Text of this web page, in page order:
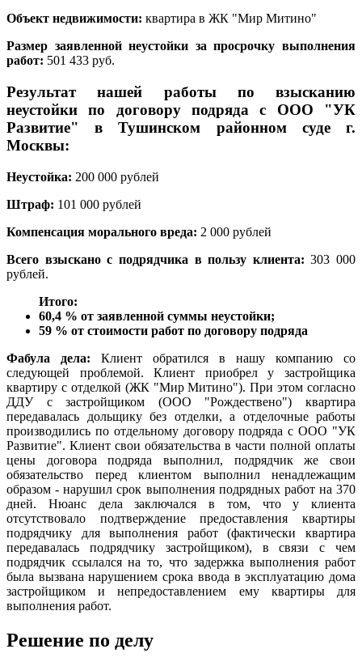
Объект недвижимости: квартира в ЖК "Мир Митино"
Размер заявленной неустойки за просрочку выполнения
работ: 501 433 руб.
Результат нашей работы по взысканию
неустойки по договору подряда с ООО "УК
Развитие" в Тушинском районном суде г.
Москвы:
Неустойка: 200 000 рублей
Штраф: 101 000 рублей
Компенсация морального вреда: 2 000 рублей
Всего взыскано с подрядчика в пользу клиента:303 000
рублей.
Итого:
60,4 % от заявленной суммы неустойки;
59 % от стоимости работ по договору подряда
Фабула дела: Клиент обратился в нашу компанию со
следующей проблемой. Клиент приобрел у застройщика
квартиру с отделкой (ЖК "Мир Митино"). При этом согласно
ДДУ с застройщиком (ООО "Рождествено") квартира
передавалась дольщику без отделки, а отделочные работы
производились по отдельному договору подряда с ООО "УК
Развитие". Клиент свои обязательства в части полной оплаты
цены договора подряда выполнил, подрядчик же свои
обязательство перед клиентом выполнил ненадлежащим
образом - нарушил срок выполнения подрядных работ на 370
дней. Нюанс дела заключался в том, что у клиента
отсутствовало подтверждение предоставления квартиры
подрядчику для выполнения работ (фактически квартира
передавалась подрядчику застройщиком), в связи с чем
подрядчик ссылался на то, что задержка выполнения работ
была вызвана нарушением срока ввода в эксплуатацию дома
застройщиком и непредоставлением ему квартиры для
выполнения работ.
Решение по делу